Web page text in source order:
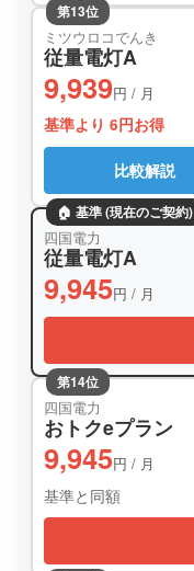
第13位
ミツウロコでんき
従量電灯A
9,939円 / 月
基準より 6円お得
比較解説
🏠 基準 (現在のご契約)
四国電力
従量電灯A
9,945円 / 月
第14位
四国電力
おトクeプラン
9,945円 / 月
基準と同額